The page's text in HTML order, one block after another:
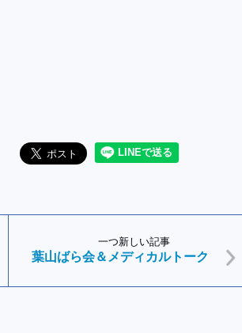
一つ新しい記事
葉山ばら会＆メディカルトーク